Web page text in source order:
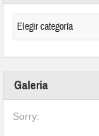
Galeria
Sorry: